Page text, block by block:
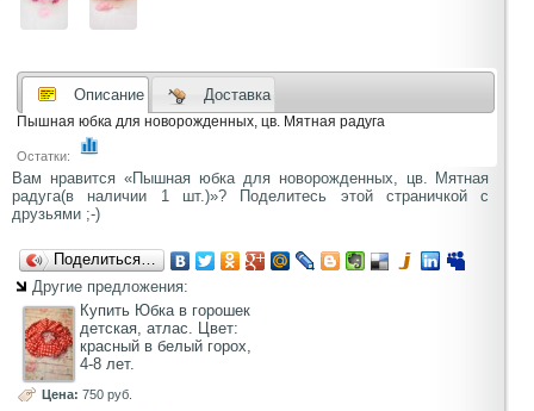
Описание Доставка
Пышная юбка для новорожденных, цв. Мятная радуга
Остатки:
Вам нравится «Пышная юбка для новорожденных, цв. Мятная
радуга(в наличии 1 шт.)»? Поделитесь этой страничкой с
друзьями ;-)
Поделиться…
Другие предложения:
Купить Юбка в горошек
детская, атлас. Цвет:
красный в белый горох,
4-8 лет.
Цена: 750 руб.